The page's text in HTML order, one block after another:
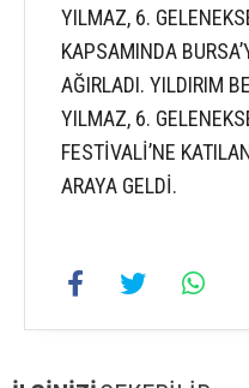
YILMAZ, 6.
KAPSAMINDA
AĞIRLADI. YILDIRIM
YILMAZ, 6.
FESTİVALİ’NE
ARAYA GELDİ.